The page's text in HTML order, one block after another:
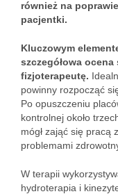
również na
pacjentki.
Kluczowym
szczegółowa
fizjoterapeutę.
powinny rozpocząć
Po opuszczeniu
kontrolnej około
mógł zająć się pracą
problemami
W terapii
hydroterapia i